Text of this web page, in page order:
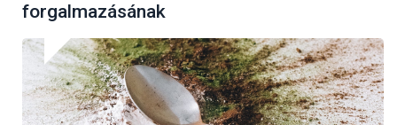
forgalmazásának